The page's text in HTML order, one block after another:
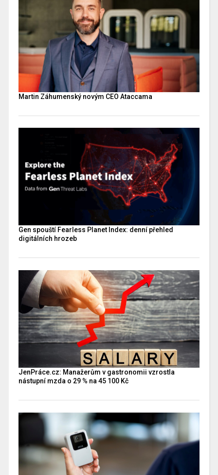
Martin Záhumenský novým CEO Ataccama
Gen spouští Fearless Planet Index: denní přehled
digitálních hrozeb
JenPráce.cz: Manažerům v gastronomii vzrostla
nástupní mzda o 29 % na 45 100 Kč